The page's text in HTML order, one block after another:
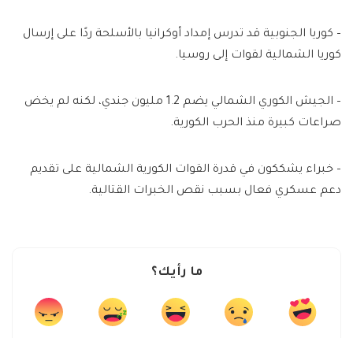
– كوريا الجنوبية قد تدرس إمداد أوكرانيا بالأسلحة ردًا على إرسال
كوريا الشمالية لقوات إلى روسيا.
– الجيش الكوري الشمالي يضم 1.2 مليون جندي، لكنه لم يخض
صراعات كبيرة منذ الحرب الكورية.
– خبراء يشككون في قدرة القوات الكورية الشمالية على تقديم
دعم عسكري فعال بسبب نقص الخبرات القتالية.
ما رأيك؟